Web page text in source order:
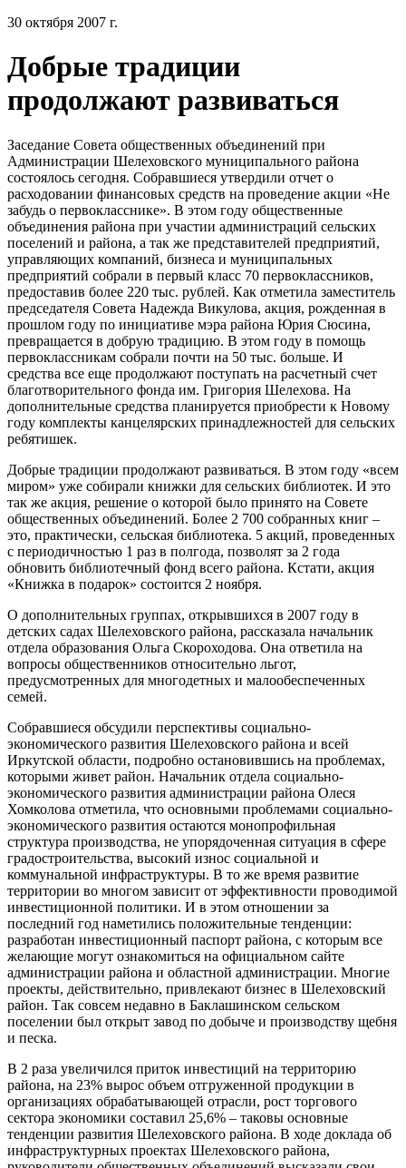
30 октября 2007 г.
Добрые традиции
продолжают развиваться
Заседание Совета общественных объединений при
Администрации Шелеховского муниципального района
состоялось сегодня. Собравшиеся утвердили отчет о
расходовании финансовых средств на проведение акции «Не
забудь о первокласснике». В этом году общественные
объединения района при участии администраций сельских
поселений и района, а так же представителей предприятий,
управляющих компаний, бизнеса и муниципальных
предприятий собрали в первый класс 70 первоклассников,
предоставив более 220 тыс. рублей. Как отметила заместитель
председателя Совета Надежда Викулова, акция, рожденная в
прошлом году по инициативе мэра района Юрия Сюсина,
превращается в добрую традицию. В этом году в помощь
первоклассникам собрали почти на 50 тыс. больше. И
средства все еще продолжают поступать на расчетный счет
благотворительного фонда им. Григория Шелехова. На
дополнительные средства планируется приобрести к Новому
году комплекты канцелярских принадлежностей для сельских
ребятишек.
Добрые традиции продолжают развиваться. В этом году «всем
миром» уже собирали книжки для сельских библиотек. И это
так же акция, решение о которой было принято на Совете
общественных объединений. Более 2 700 собранных книг –
это, практически, сельская библиотека. 5 акций, проведенных
с периодичностью 1 раз в полгода, позволят за 2 года
обновить библиотечный фонд всего района. Кстати, акция
«Книжка в подарок» состоится 2 ноября.
О дополнительных группах, открывшихся в 2007 году в
детских садах Шелеховского района, рассказала начальник
отдела образования Ольга Скороходова. Она ответила на
вопросы общественников относительно льгот,
предусмотренных для многодетных и малообеспеченных
семей.
Собравшиеся обсудили перспективы социально-
экономического развития Шелеховского района и всей
Иркутской области, подробно остановившись на проблемах,
которыми живет район. Начальник отдела социально-
экономического развития администрации района Олеся
Хомколова отметила, что основными проблемами социально-
экономического развития остаются монопрофильная
структура производства, не упорядоченная ситуация в сфере
градостроительства, высокий износ социальной и
коммунальной инфраструктуры. В то же время развитие
территории во многом зависит от эффективности проводимой
инвестиционной политики. И в этом отношении за
последний год наметились положительные тенденции:
разработан инвестиционный паспорт района, с которым все
желающие могут ознакомиться на официальном сайте
администрации района и областной администрации. Многие
проекты, действительно, привлекают бизнес в Шелеховский
район. Так совсем недавно в Баклашинском сельском
поселении был открыт завод по добыче и производству щебня
и песка.
В 2 раза увеличился приток инвестиций на территорию
района, на 23% вырос объем отгруженной продукции в
организациях обрабатывающей отрасли, рост торгового
сектора экономики составил 25,6% – таковы основные
тенденции развития Шелеховского района. В ходе доклада об
инфраструктурных проектах Шелеховского района,